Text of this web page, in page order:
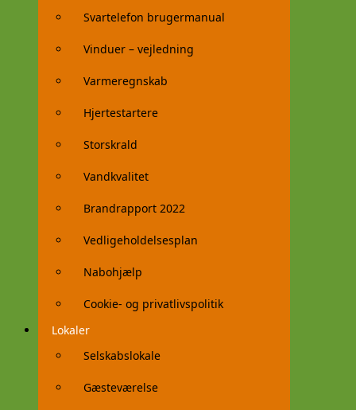
Svartelefon brugermanual
Vinduer – vejledning
Varmeregnskab
Hjertestartere
Storskrald
Vandkvalitet
Brandrapport 2022
Vedligeholdelsesplan
Nabohjælp
Cookie- og privatlivspolitik
Lokaler
Selskabslokale
Gæsteværelse